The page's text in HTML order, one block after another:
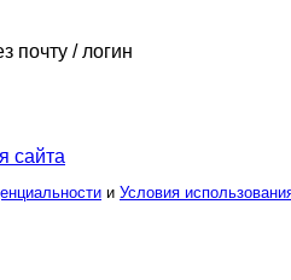
почту / логин
сайта
и Условия